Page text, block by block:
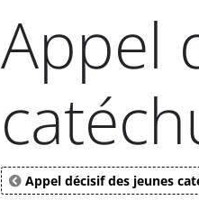
Appel
Appel décisif des jeunes